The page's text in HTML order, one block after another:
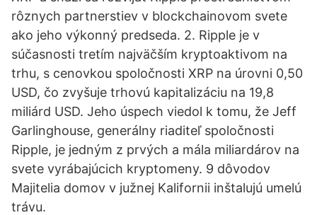
rôznych partnerstiev v blockchainovom svete
ako jeho výkonný predseda. 2. Ripple je v
súčasnosti tretím najväčším kryptoaktivom na
trhu, s cenovkou spoločnosti XRP na úrovni 0,50
USD, čo zvyšuje trhovú kapitalizáciu na 19,8
miliárd USD. Jeho úspech viedol k tomu, že Jeff
Garlinghouse, generálny riaditeľ spoločnosti
Ripple, je jedným z prvých a mála miliardárov na
svete vyrábajúcich kryptomeny. 9 dôvodov
Majitelia domov v južnej Kalifornii inštalujú umelú
trávu.